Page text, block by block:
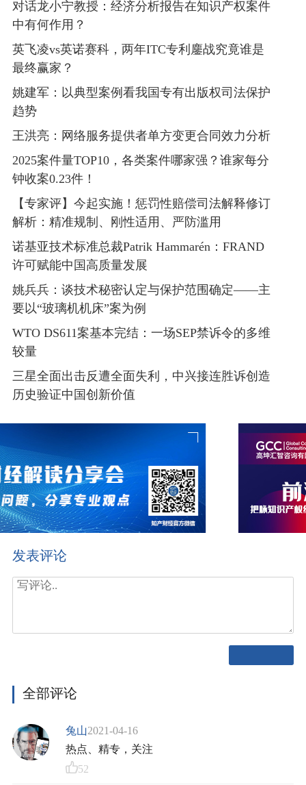
对话龙小宁教授：经济分析报告在知识产权案件
中有何作用？
英飞凌vs英诺赛科，两年ITC专利鏖战究竟谁是
最终赢家？
姚建军：以典型案例看我国专有出版权司法保护
趋势
王洪亮：网络服务提供者单方变更合同效力分析
2025案件量TOP10，各类案件哪家强？谁家每分
钟收案0.23件！
【专家评】今起实施！惩罚性赔偿司法解释修订
解析：精准规制、刚性适用、严防滥用
诺基亚技术标准总裁Patrik Hammarén：FRAND
许可赋能中国高质量发展
姚兵兵：谈技术秘密认定与保护范围确定——主
要以“玻璃机机床”案为例
WTO DS611案基本完结：一场SEP禁诉令的多维
较量
三星全面出击反遭全面失利，中兴接连胜诉创造
历史验证中国创新价值
发表评论
全部评论
兔山2021-04-16
热点、精专，关注
52